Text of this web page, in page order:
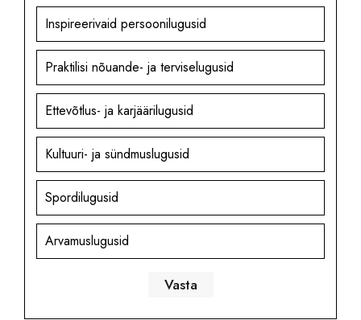
Inspireerivaid persoonilugusid
Praktilisi nõuande- ja terviselugusid
Ettevõtlus- ja karjäärilugusid
Kultuuri- ja sündmuslugusid
Spordilugusid
Arvamuslugusid